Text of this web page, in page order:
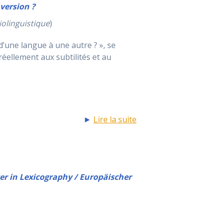
?
)
langue à une autre ? », se
aux subtilités et au
► Lire la suite
in Lexicography / Europäischer